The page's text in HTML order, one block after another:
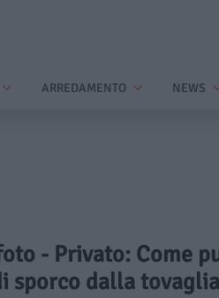
ARREDAMENTO NEWS
- Privato: Come
sporco dalla